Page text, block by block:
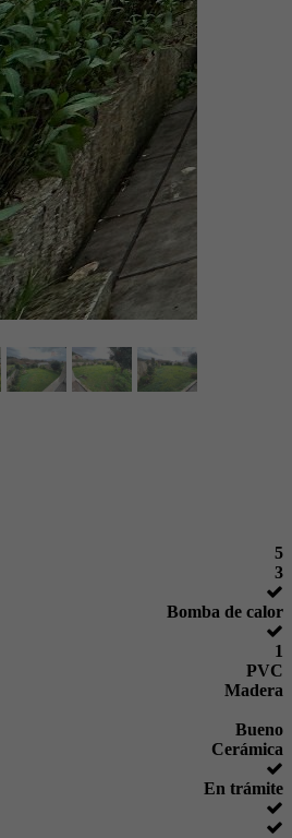
5
3
Bomba de calor
1
PVC
Madera
Bueno
Cerámica
En trámite